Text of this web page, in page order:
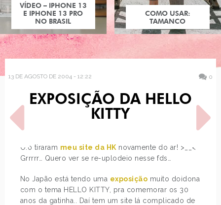
VÍDEO – IPHONE 13
E IPHONE 13 PRO
NO BRASIL
COMO USAR:
TAMANCO
13 DE AGOSTO DE 2004 - 12:22 0
EXPOSIÇÃO DA HELLO
KITTY
Ò.o tiraram meu site da HK novamente do ar! >__<
Grrrrr… Quero ver se re-uplodeio nesse fds…
No Japão está tendo uma exposição muito doidona
com o tema HELLO KITTY, pra comemorar os 30
anos da gatinha.. Daí tem um site lá complicado de
PLANET POP FESTIVAL
EU ROBÔ, LIBERDADE,
PATRICINHAS, NANI BEBÊ